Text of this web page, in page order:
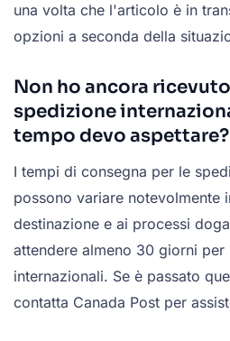
una volta che l'articolo è in
opzioni a seconda della
Non ho ancora
spedizione
tempo devo aspettare?
I tempi di consegna per le
possono variare notevolmente
destinazione e ai processi
attendere almeno 30 giorni per
internazionali. Se è passato
contatta Canada Post per